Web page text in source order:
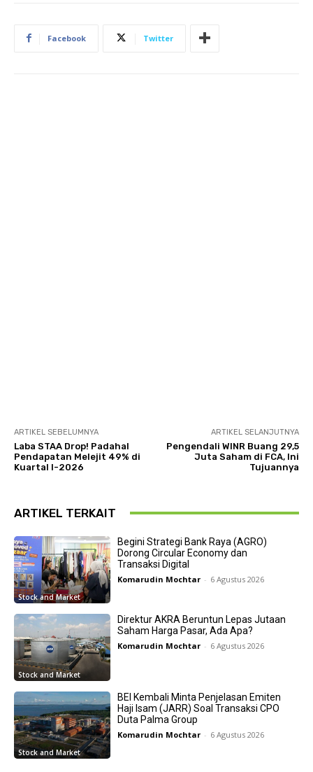
Facebook Twitter
ARTIKEL SEBELUMNYA
Laba STAA Drop! Padahal
Pendapatan Melejit 49% di
Kuartal I-2026
ARTIKEL SELANJUTNYA
Pengendali WINR Buang 29,5
Juta Saham di FCA, Ini
Tujuannya
ARTIKEL TERKAIT
Stock and Market
Begini Strategi Bank Raya (AGRO)
Dorong Circular Economy dan
Transaksi Digital
Komarudin Mochtar - 6 Agustus 2026
Stock and Market
Direktur AKRA Beruntun Lepas Jutaan
Saham Harga Pasar, Ada Apa?
Komarudin Mochtar - 6 Agustus 2026
Stock and Market
BEI Kembali Minta Penjelasan Emiten
Haji Isam (JARR) Soal Transaksi CPO
Duta Palma Group
Komarudin Mochtar - 6 Agustus 2026